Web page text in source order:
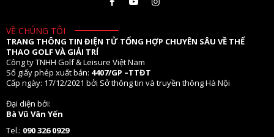
VỀ CHÚNG TÔI
TRANG THÔNG TIN ĐIỆN TỬ TỔNG HỢP CHUYÊN SÂU VỀ THỂ
THAO GOLF VÀ GIẢI TRÍ
Công ty TNHH Golf & Leisure Việt Nam
Số giấy phép xuất bản: 4407/GP –TTĐT
Cấp ngày: 17/12/2021 bởi Sở thông tin và truyền thông Hà Nội
Đại diện bởi:
Bà Vũ Vân Yến
Tel.: 090 326 0929